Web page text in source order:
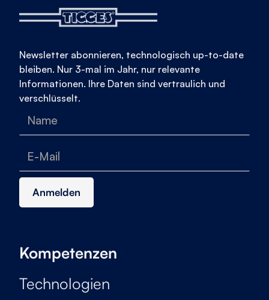
Newsletter abonnieren, technologisch up-to-date
bleiben. Nur 3-mal im Jahr, nur relevante
Informationen. Ihre Daten sind vertraulich und
verschlüsselt.
Kompetenzen
Technologien